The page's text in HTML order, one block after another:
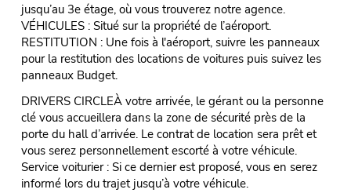
jusqu’au 3e étage, où vous trouverez notre agence.
VÉHICULES : Situé sur la propriété de l’aéroport.
RESTITUTION : Une fois à l'aéroport, suivre les panneaux
pour la restitution des locations de voitures puis suivez les
panneaux Budget.
DRIVERS CIRCLEÀ votre arrivée, le gérant ou la personne
clé vous accueillera dans la zone de sécurité près de la
porte du hall d’arrivée. Le contrat de location sera prêt et
vous serez personnellement escorté à votre véhicule.
Service voiturier : Si ce dernier est proposé, vous en serez
informé lors du trajet jusqu’à votre véhicule.